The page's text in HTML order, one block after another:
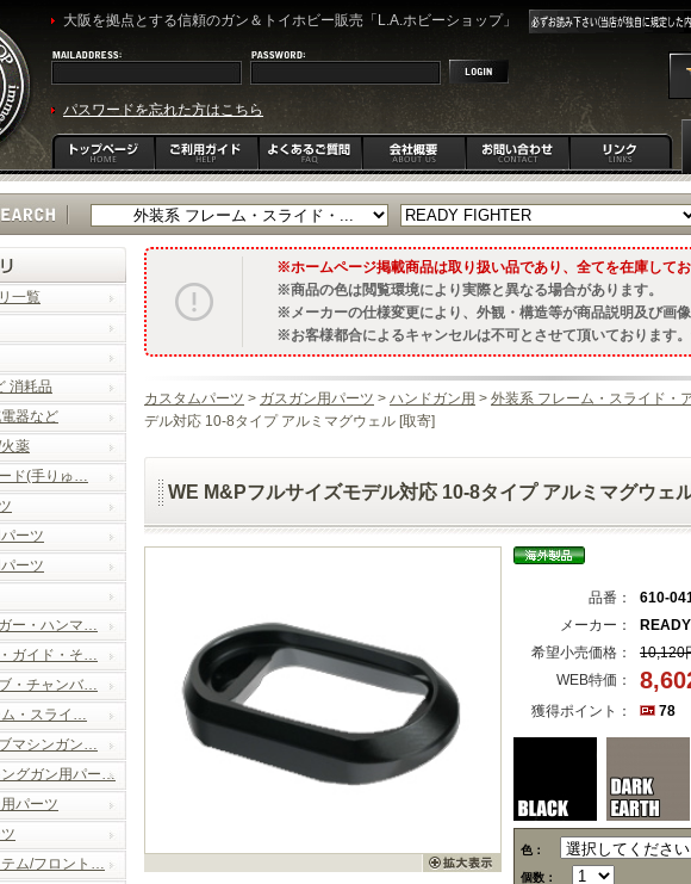
大阪を拠点とする信頼のガン＆トイホビー販売「L.A.ホビーショップ」
パスワードを忘れた方はこちら
一覧
消耗品
器など
薬
ド(手りゅ…
ーツ
ーツ
ー・ハンマ…
ガイド・そ…
・チャンバ…
・スライ…
マシンガン…
グガン用パー…
パーツ
ム/フロント…
ホームページ掲載商品は取り扱い品であり、全てを在庫してお
商品の色は閲覧環境により実際と異なる場合があります。
メーカーの仕様変更により、外観・構造等が商品説明及び画
お客様都合によるキャンセルは不可とさせて頂いております。
カスタムパーツ > ガスガン用パーツ > ハンドガン用 > 外装系 フレーム・スライド・
デル対応 10-8タイプ アルミマグウェル [取寄]
WE M&Pフルサイズモデル対応 10-8タイプ アルミマグウェ
品番：
610-
メーカー：
希望小売価格：
10,120
WEB特価：
獲得ポイント：
78
色：
個数：